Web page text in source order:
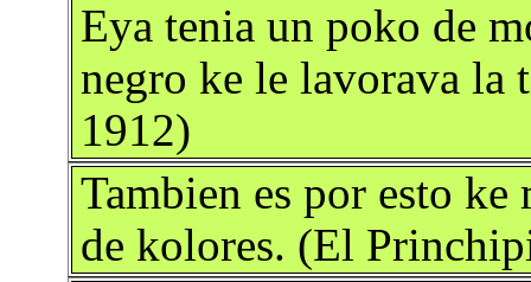
Eya tenia un poko de
negro ke le lavorava
1912)
Tambien es por esto ke
de kolores. (El